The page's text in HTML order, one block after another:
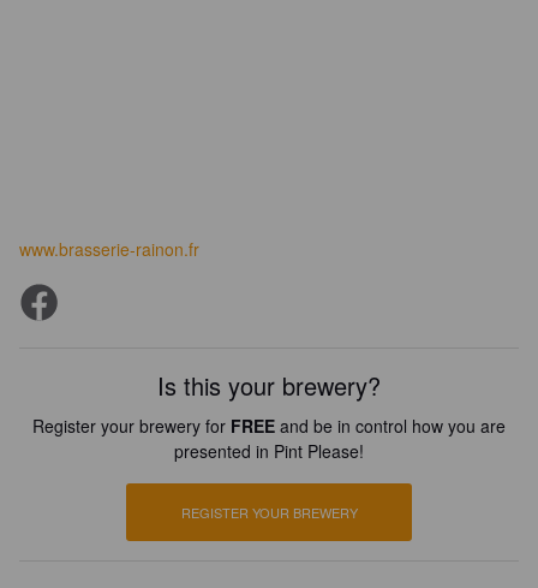
www.brasserie-rainon.fr
Is this your brewery?
Register your brewery for FREE and be in control how you are
presented in Pint Please!
REGISTER YOUR BREWERY